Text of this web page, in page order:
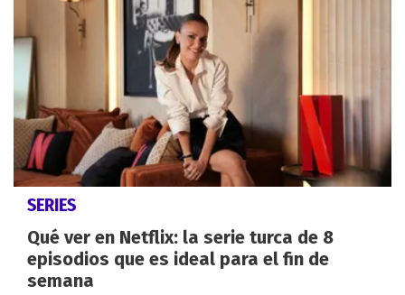
SERIES
Qué ver en Netflix: la serie turca de 8
episodios que es ideal para el fin de
semana